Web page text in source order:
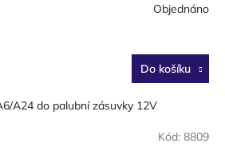
Objednáno
Do košíku
A24 do palubní zásuvky 12V
Kód: 8809